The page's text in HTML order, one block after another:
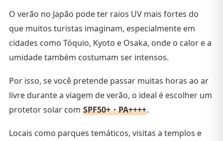
O verão no Japão pode ter raios UV mais fortes do
que muitos turistas imaginam, especialmente em
cidades como Tóquio, Kyoto e Osaka, onde o calor e a
umidade também costumam ser intensos.
Por isso, se você pretende passar muitas horas ao ar
livre durante a viagem de verão, o ideal é escolher um
protetor solar com SPF50+・PA++++.
Locais como parques temáticos, visitas a templos e